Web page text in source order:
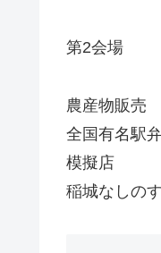
第2会場
農産物販売
全国有名駅
模擬店
稲城なしの